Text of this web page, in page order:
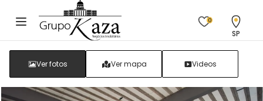
0
SP
Ver fotos Ver mapa Videos